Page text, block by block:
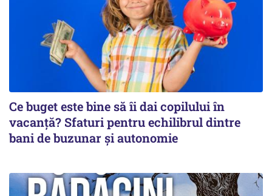
Ce buget este bine să îi dai copilului în
vacanță? Sfaturi pentru echilibrul dintre
bani de buzunar și autonomie